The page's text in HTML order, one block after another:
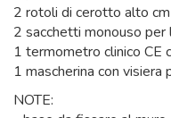
2 rotoli di cerotto alto
2 sacchetti monouso per
1 termometro clinico CE
1 mascherina con visiera
NOTE: